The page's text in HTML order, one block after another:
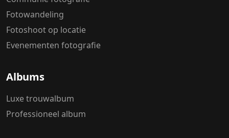
Fotowandeling
Fotoshoot op locatie
Evenementen fotografie
Albums
Luxe trouwalbum
Professioneel album